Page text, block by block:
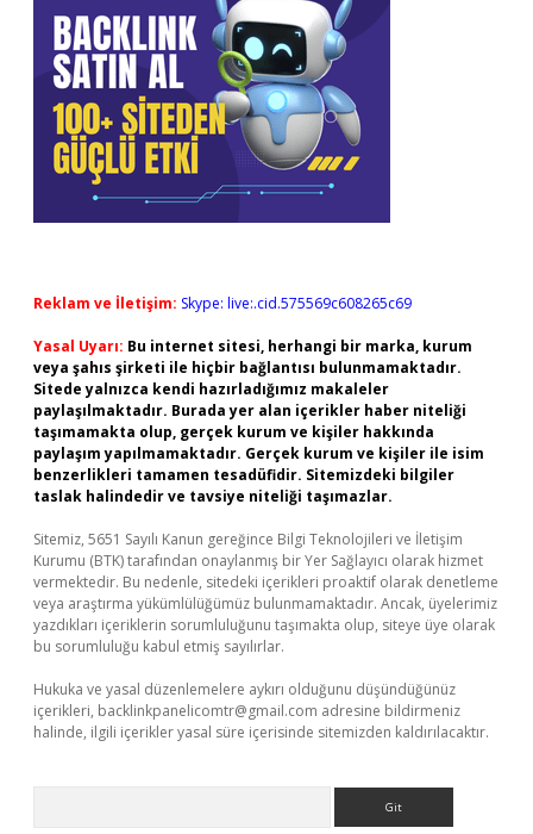
Reklam ve İletişim: Skype: live:.cid.575569c608265c69
Yasal Uyarı: Bu internet sitesi, herhangi bir marka, kurum
veya şahıs şirketi ile hiçbir bağlantısı bulunmamaktadır.
Sitede yalnızca kendi hazırladığımız makaleler
paylaşılmaktadır. Burada yer alan içerikler haber niteliği
taşımamakta olup, gerçek kurum ve kişiler hakkında
paylaşım yapılmamaktadır. Gerçek kurum ve kişiler ile isim
benzerlikleri tamamen tesadüfidir. Sitemizdeki bilgiler
taslak halindedir ve tavsiye niteliği taşımazlar.
Sitemiz, 5651 Sayılı Kanun gereğince Bilgi Teknolojileri ve İletişim
Kurumu (BTK) tarafından onaylanmış bir Yer Sağlayıcı olarak hizmet
vermektedir. Bu nedenle, sitedeki içerikleri proaktif olarak denetleme
veya araştırma yükümlülüğümüz bulunmamaktadır. Ancak, üyelerimiz
yazdıkları içeriklerin sorumluluğunu taşımakta olup, siteye üye olarak
bu sorumluluğu kabul etmiş sayılırlar.
Hukuka ve yasal düzenlemelere aykırı olduğunu düşündüğünüz
içerikleri, backlinkpanelicomtr@gmail.com adresine bildirmeniz
halinde, ilgili içerikler yasal süre içerisinde sitemizden kaldırılacaktır.